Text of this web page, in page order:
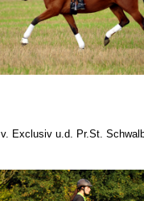
v. Exclusiv u.d. Pr.St.